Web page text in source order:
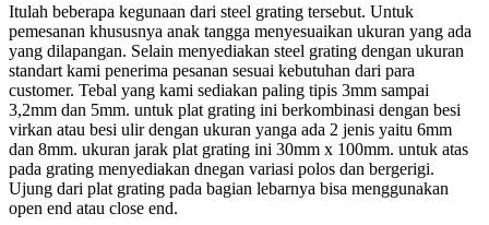
Itulah beberapa kegunaan dari steel grating tersebut. Untuk
pemesanan khususnya anak tangga menyesuaikan ukuran yang ada
yang dilapangan. Selain menyediakan steel grating dengan ukuran
standart kami penerima pesanan sesuai kebutuhan dari para
customer. Tebal yang kami sediakan paling tipis 3mm sampai
3,2mm dan 5mm. untuk plat grating ini berkombinasi dengan besi
virkan atau besi ulir dengan ukuran yanga ada 2 jenis yaitu 6mm
dan 8mm. ukuran jarak plat grating ini 30mm x 100mm. untuk atas
pada grating menyediakan dnegan variasi polos dan bergerigi.
Ujung dari plat grating pada bagian lebarnya bisa menggunakan
open end atau close end.